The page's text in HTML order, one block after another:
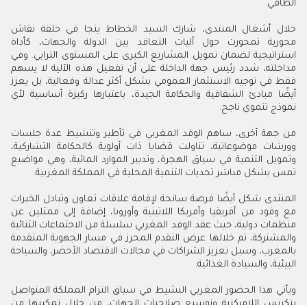
الطاقي.
خلال أشغال المنتدى، شارك السيد الخطاط ينجا في حلقة نقاش
محورية تمحورت حول آليات التعاقد بين الدولة والجهات، كأداة
استراتيجية لضمان تمويل المشاريع الكبرى على المستوى الترابي. وفي
مداخلته، شدد رئيس جهة الداخلة على أن تفعيل هذه الآلية لا يسهم
فقط في توجيه الاستثمار العمومي بشكل أكثر عدالة وفعالية، بل يعزز
أيضًا مبادئ الشفافية والحكامة الجيدة، باعتبارها ركيزة أساسية لأي
نموذج تنموي ناجح.
من جهة أخرى، ساهم الوفد المغربي في تأطير وتنشيط عدة جلسات
وورشات موضوعاتية، تناولت قضايا ذات أولوية كالحكامة التشاركية،
وتمويل التنمية في سياق الهجرة، وتدبير الموارد المائية، وهي مواضيع
تمس بشكل مباشر تحديات التنمية المحلية في المملكة المغربية.
المنتدى شكل أيضًا فرصة سانحة لإقامة علاقات تعاون وتبادل الخبرات
مع وفود من أفريقيا وأمريكا اللاتينية وأوروبا، إضافة إلى ممثلين عن
منظمات دولية، حيث عقد الوفد المغربي سلسلة من الاجتماعات الثنائية
والمشتركة، تم خلالها عرض التقدم المحرز في مسار الجهوية المتقدمة
بالمغرب، وسبل تعزيز الشراكات في مجالات الاقتصاد الأخضر، والسياحة
البيئية، والسيادة الغذائية.
ويأتي هذا الحضور المغربي النشيط في سياق التزام المملكة المتواصل